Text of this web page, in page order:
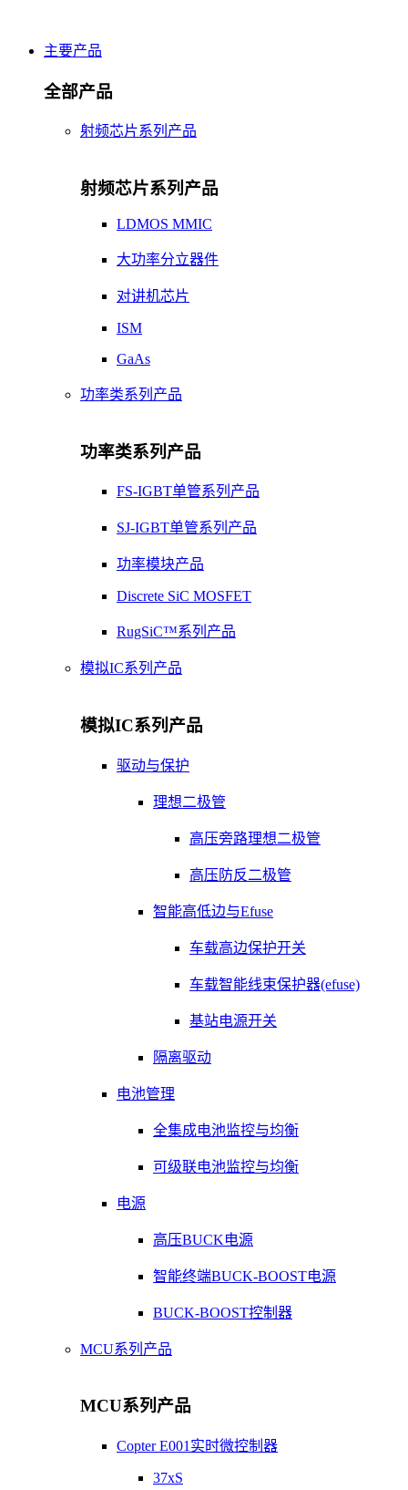
主要产品
全部产品
射频芯片系列产品
射频芯片系列产品
LDMOS MMIC
大功率分立器件
对讲机芯片
ISM
GaAs
功率类系列产品
功率类系列产品
FS-IGBT单管系列产品
SJ-IGBT单管系列产品
功率模块产品
Discrete SiC MOSFET
RugSiC™系列产品
模拟IC系列产品
模拟IC系列产品
驱动与保护
理想二极管
高压旁路理想二极管
高压防反二极管
智能高低边与Efuse
车载高边保护开关
车载智能线束保护器(efuse)
基站电源开关
隔离驱动
电池管理
全集成电池监控与均衡
可级联电池监控与均衡
电源
高压BUCK电源
智能终端BUCK-BOOST电源
BUCK-BOOST控制器
MCU系列产品
MCU系列产品
Copter E001实时微控制器
37xS